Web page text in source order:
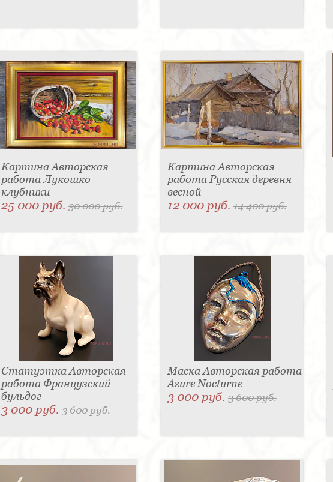
Картина Авторская
работа Лукошко
клубники
25 000 руб.30 000 руб.
Картина Авторская
работа Русская деревня
весной
12 000 руб. 14 400 руб.
Статуэтка Авторская
работа Французский
бульдог
3 000 руб.3 600 руб.
Маска Авторская работа
Azure Nocturne
3 000 руб. 3 600 руб.